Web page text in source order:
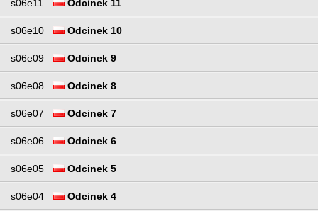
s06e11 Odcinek 11
s06e10 Odcinek 10
s06e09 Odcinek 9
s06e08 Odcinek 8
s06e07 Odcinek 7
s06e06 Odcinek 6
s06e05 Odcinek 5
s06e04 Odcinek 4